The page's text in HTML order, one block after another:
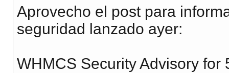
Aprovecho el post para
seguridad lanzado ayer:
WHMCS Security Advisory for